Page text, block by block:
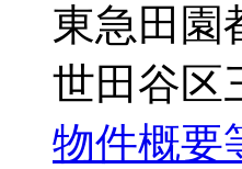
東急田園
世田谷区
物件概要